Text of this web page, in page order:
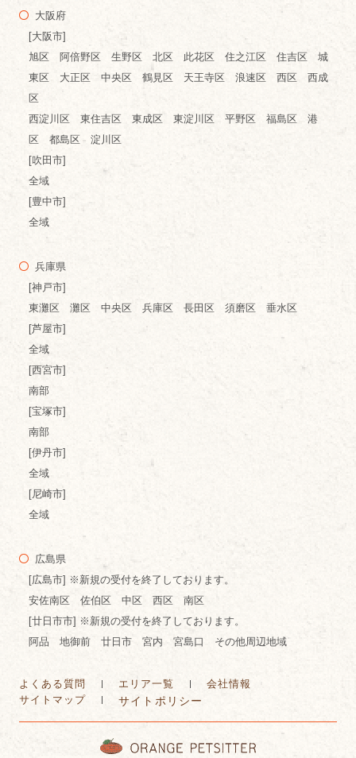
大阪府
[大阪市]
旭区 阿倍野区 生野区 北区 此花区 住之江区 住吉区 城
東区 大正区 中央区 鶴見区 天王寺区 浪速区 西区 西成
区
西淀川区 東住吉区 東成区 東淀川区 平野区 福島区 港
区 都島区 淀川区
[吹田市]
全域
[豊中市]
全域
兵庫県
[神戸市]
東灘区 灘区 中央区 兵庫区 長田区 須磨区 垂水区
[芦屋市]
全域
[西宮市]
南部
[宝塚市]
南部
[伊丹市]
全域
[尼崎市]
全域
広島県
[広島市] ※新規の受付を終了しております。
安佐南区 佐伯区 中区 西区 南区
[廿日市市] ※新規の受付を終了しております。
阿品 地御前 廿日市 宮内 宮島口 その他周辺地域
よくある質問 エリア一覧
会社情報
サイトマップ
サイトポリシー